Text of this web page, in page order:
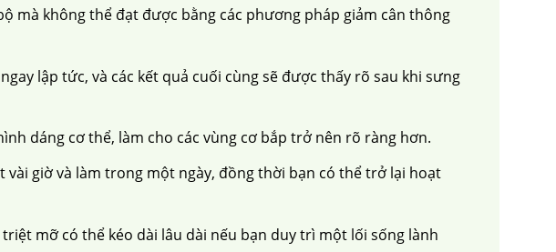
mà không thể đạt được bằng các phương pháp giảm cân thông
lập tức, và các kết quả cuối cùng sẽ được thấy rõ sau khi sưng
dáng cơ thể, làm cho các vùng cơ bắp trở nên rõ ràng hơn.
giờ và làm trong một ngày, đồng thời bạn có thể trở lại hoạt
mỡ có thể kéo dài lâu dài nếu bạn duy trì một lối sống lành